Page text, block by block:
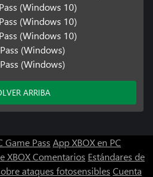
(Windows 10)
(Windows 10)
(Windows 10)
(Windows)
(Windows)
ARRIBA
Game Pass App XBOX en PC
XBOXComentarios Estándares de
ataques fotosensibles Cuenta